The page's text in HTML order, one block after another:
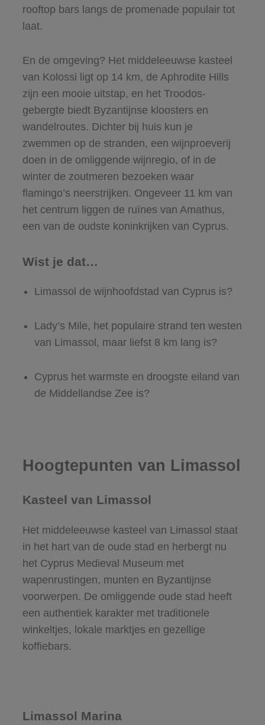
rooftop bars langs de promenade populair tot
laat.
En de omgeving? Het middeleeuwse kasteel
van Kolossi ligt op 14 km, de Aphrodite Hills
zijn een mooie uitstap, en het Troodos-
gebergte biedt Byzantijnse kloosters en
wandelroutes. Dichter bij huis kun je
zwemmen op de stranden, een wijnproeverij
doen in de omliggende wijnregio, of in de
winter de zoutmeren bezoeken waar
flamingo’s neerstrijken. Ongeveer 11 km van
het centrum liggen de ruïnes van Amathus,
een van de oudste koninkrijken van Cyprus.
Wist je dat…
Limassol de wijnhoofdstad van Cyprus is?
Lady’s Mile, het populaire strand ten westen
van Limassol, maar liefst 8 km lang is?
Cyprus het warmste en droogste eiland van
de Middellandse Zee is?
Hoogtepunten van Limassol
Kasteel van Limassol
Het middeleeuwse kasteel van Limassol staat
in het hart van de oude stad en herbergt nu
het Cyprus Medieval Museum met
wapenrustingen, munten en Byzantijnse
voorwerpen. De omliggende oude stad heeft
een authentiek karakter met traditionele
winkeltjes, lokale marktjes en gezellige
koffiebars.
Limassol Marina